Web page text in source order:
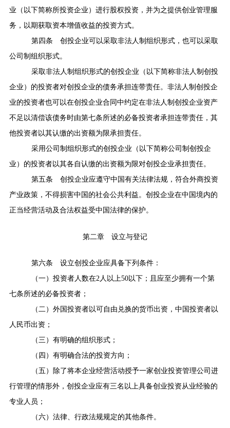
业（以下简称所投资企业）进行股权投资，并为之提供创业管理服
务，以期获取资本增值收益的投资方式。
第四条 创投企业可以采取非法人制组织形式，也可以采取
公司制组织形式。
采取非法人制组织形式的创投企业（以下简称非法人制创投
企业）的投资者对创投企业的债务承担连带责任。非法人制创投企
业的投资者也可以在创投企业合同中约定在非法人制创投企业资产
不足以清偿该债务时由第七条所述的必备投资者承担连带责任，其
他投资者以其认缴的出资额为限承担责任。
采用公司制组织形式的创投企业（以下简称公司制创投企
业）的投资者以其各自认缴的出资额为限对创投企业承担责任。
第五条 创投企业应遵守中国有关法律法规，符合外商投资
产业政策，不得损害中国的社会公共利益。创投企业在中国境内的
正当经营活动及合法权益受中国法律的保护。
第二章 设立与登记
第六条 设立创投企业应具备下列条件：
（一）投资者人数在2人以上50以下；且应至少拥有一个第
七条所述的必备投资者；
（二）外国投资者以可自由兑换的货币出资，中国投资者以
人民币出资；
（三）有明确的组织形式；
（四）有明确合法的投资方向；
（五）除了将本企业经营活动授予一家创业投资管理公司进
行管理的情形外，创投企业应有三名以上具备创业投资从业经验的
专业人员；
（六）法律、行政法规规定的其他条件。